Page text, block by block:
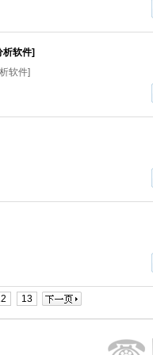
软件]
软件]
13